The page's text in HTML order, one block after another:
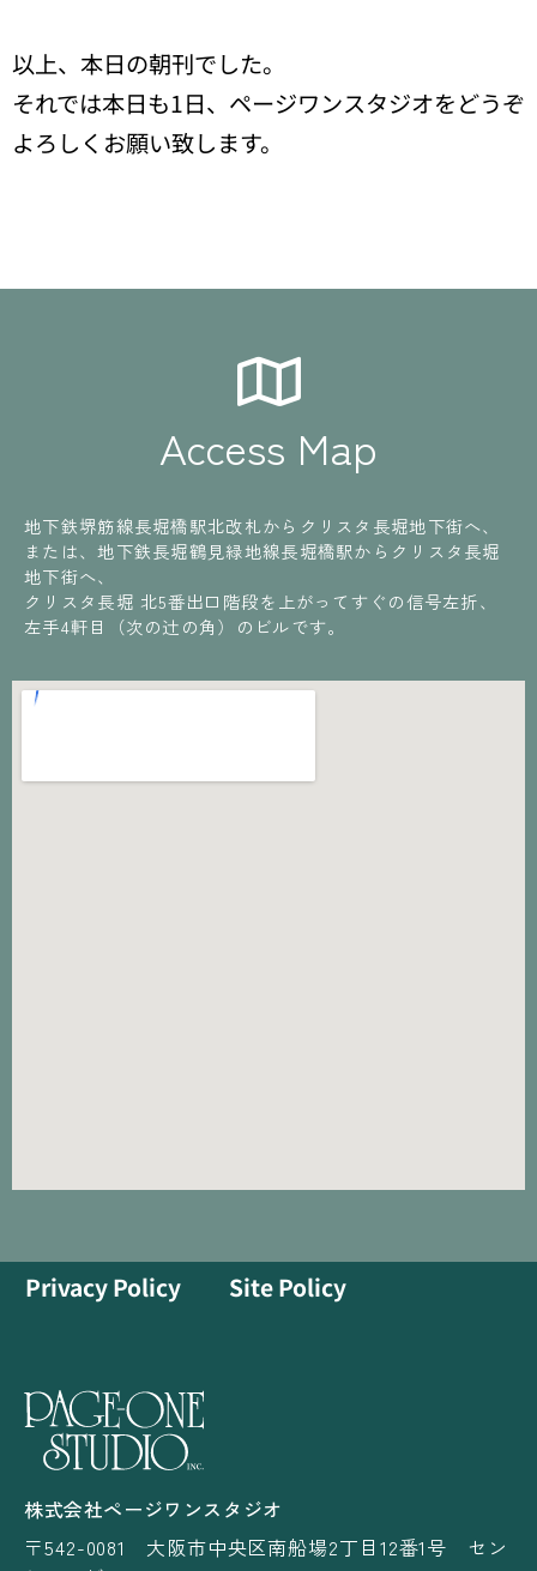
以上、本日の朝刊でした。
それでは本日も1日、ページワンスタジオをどうぞ
よろしくお願い致します。
Access Map
地下鉄堺筋線長堀橋駅北改札からクリスタ長堀地下街へ、
または、地下鉄長堀鶴見緑地線長堀橋駅からクリスタ長堀
地下街へ、
クリスタ長堀 北5番出口階段を上がってすぐの信号左折、
左手4軒目（次の辻の角）のビルです。
Privacy Policy Site Policy
株式会社ページワンスタジオ
〒542-0081 大阪市中央区南船場2丁目12番1号 セン